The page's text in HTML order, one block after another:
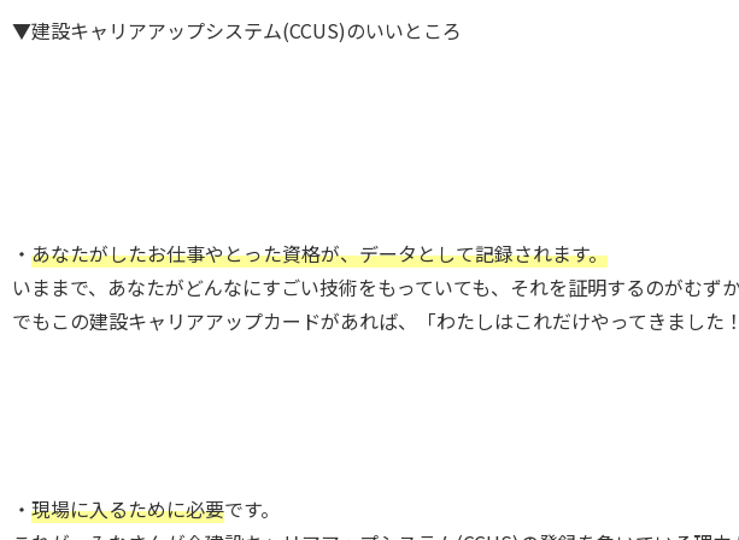
▼建設キャリアアップシステム(CCUS)のいいところ
・ あなたがしたお仕事やとった資格が、データとして記録されます。
いままで、あなたがどんなにすごい技術をもっていても、それを証明するのがむず
でもこの建設キャリアアップカードがあれば、「わたしはこれだけやってきました
・ 現場に入るために必要です。